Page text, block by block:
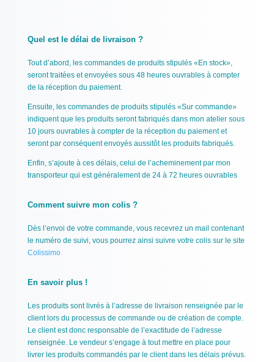
Quel est le délai de livraison ?
Tout d’abord, les commandes de produits stipulés «En stock»,
seront traitées et envoyées sous 48 heures ouvrables à compter
de la réception du paiement.
Ensuite, les commandes de produits stipulés «Sur commande»
indiquent que les produits seront fabriqués dans mon atelier sous
10 jours ouvrables à compter de la réception du paiement et
seront par conséquent envoyés aussitôt les produits fabriqués.
Enfin, s’ajoute à ces délais, celui de l’acheminement par mon
transporteur qui est généralement de 24 à 72 heures ouvrables
Comment suivre mon colis ?
Dès l’envoi de votre commande, vous recevrez un mail contenant
le numéro de suivi, vous pourrez ainsi suivre votre colis sur le site
Colissimo
En savoir plus !
Les produits sont livrés à l’adresse de livraison renseignée par le
client lors du processus de commande ou de création de compte.
Le client est donc responsable de l’exactitude de l’adresse
renseignée. Le vendeur s’engage à tout mettre en place pour
livrer les produits commandés par le client dans les délais prévus.